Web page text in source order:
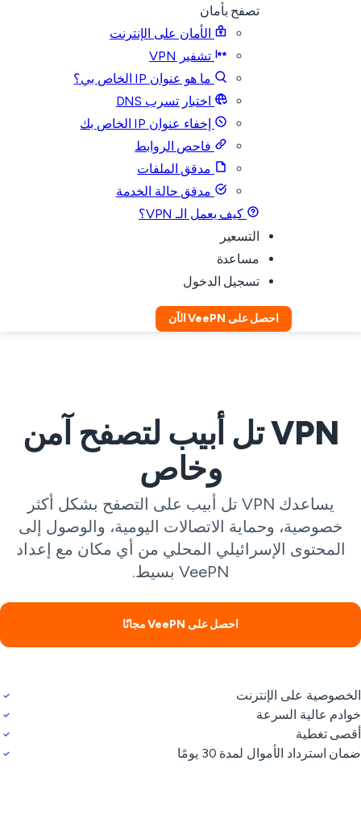
تصفح بأمان
الأمان على الإنترنت
تشفير VPN
ما هو عنوان IP الخاص بي؟
اختبار تسرب DNS
إخفاء عنوان IP الخاص بك
فاحص الروابط
مدقق الملفات
مدقق حالة الخدمة
كيف يعمل الـ VPN؟
التسعير
مساعدة
تسجيل الدخول
احصل على VeePN الآن
VPN تل أبيب لتصفح آمن
وخاص
يساعدك VPN تل أبيب على التصفح بشكل أكثر
خصوصية، وحماية الاتصالات اليومية، والوصول إلى
المحتوى الإسرائيلي المحلي من أي مكان مع إعداد
VeePN بسيط.
احصل على VeePN مجانًا
على الإنترنت
عالية السرعة
تغطية
استرداد الأموال لمدة 30 يومًا